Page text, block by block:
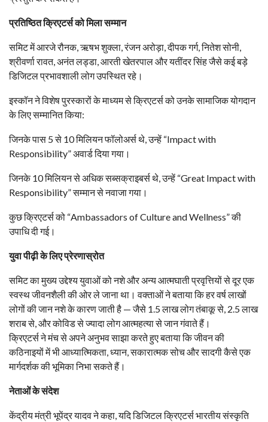
प्रतिष्ठित क्रिएटर्स को मिला सम्मान
समिट में आरजे रौनक, ऋषभ शुक्ला, रंजन अरोड़ा, दीपक गर्ग, नितेश सोनी,
श्रीवर्णा रावत, अनंत लड्डा, आरती खेतरपाल और यतींदर सिंह जैसे कई बड़े
डिजिटल प्रभावशाली लोग उपस्थित रहे।
इस्कॉन ने विशेष पुरस्कारों के माध्यम से क्रिएटर्स को उनके सामाजिक योगदान
के लिए सम्मानित किया:
जिनके पास 5 से 10 मिलियन फॉलोअर्स थे, उन्हें “Impact with
Responsibility” अवार्ड दिया गया।
जिनके 10 मिलियन से अधिक सब्सक्राइबर्स थे, उन्हें “Great Impact with
Responsibility” सम्मान से नवाजा गया।
कुछ क्रिएटर्स को “Ambassadors of Culture and Wellness” की
उपाधि दी गई।
युवा पीढ़ी के लिए प्रेरणास्रोत
समिट का मुख्य उद्देश्य युवाओं को नशे और अन्य आत्मघाती प्रवृत्तियों से दूर एक
स्वस्थ जीवनशैली की ओर ले जाना था। वक्ताओं ने बताया कि हर वर्ष लाखों
लोगों की जान नशे के कारण जाती है — जैसे 1.5 लाख लोग तंबाकू से, 2.5 लाख
शराब से, और कोविड से ज्यादा लोग आत्महत्या से जान गंवाते हैं।
क्रिएटर्स ने मंच से अपने अनुभव साझा करते हुए बताया कि जीवन की
कठिनाइयों में भी आध्यात्मिकता, ध्यान, सकारात्मक सोच और सादगी कैसे एक
मार्गदर्शक की भूमिका निभा सकते हैं।
नेताओं के संदेश
केंद्रीय मंत्री भूपेंद्र यादव ने कहा, यदि डिजिटल क्रिएटर्स भारतीय संस्कृति